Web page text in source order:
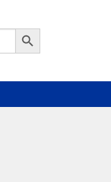
Zoekknop